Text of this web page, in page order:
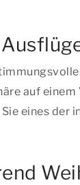
auf
eines der